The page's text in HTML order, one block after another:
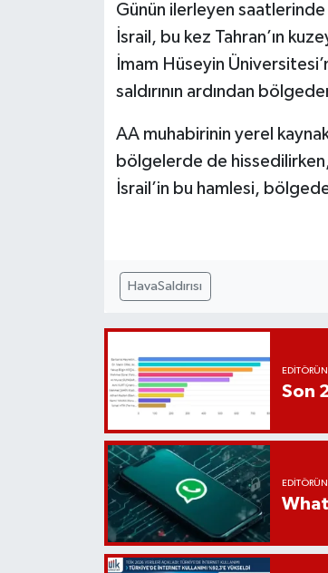
Günün ilerleyen saatlerinde
İsrail, bu kez Tahran’ın
İmam Hüseyin
saldırının ardından
AA muhabirinin yerel
bölgelerde de
İsrail’in bu hamlesi,
HavaSaldırısı
Son